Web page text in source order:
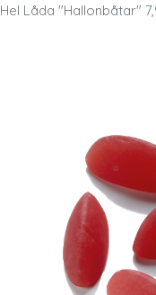
Hel Låda "Hallonbåtar"